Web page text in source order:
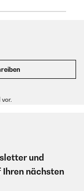
und
nächsten